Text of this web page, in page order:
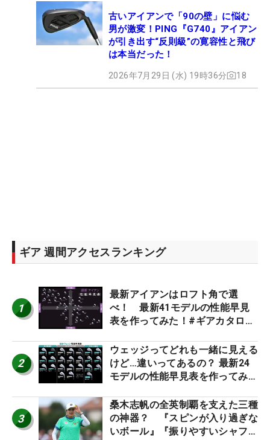
古いアイアンで「90の壁」に悩む
男が激変！PING『G740』アイアン
が引き出す“反則級”の寛容性と飛び
は本当だった！
2026年7月29日 (水) 19時36分 18
ギア 週間アクセスランキング
1
最新アイアンはロフト角で選
べ！ 最新41モデルの性能早見
表を作ってみた！#ギアカタログ
2
ウェッジってどれも一緒に見える
けど…違いってあるの？ 最新24
モデルの性能早見表を作ってみ
3
桑木志帆の全英制覇を支えた三種
の神器？ 『スピンが入り過ぎな
いボール』『振りやすいシャフ